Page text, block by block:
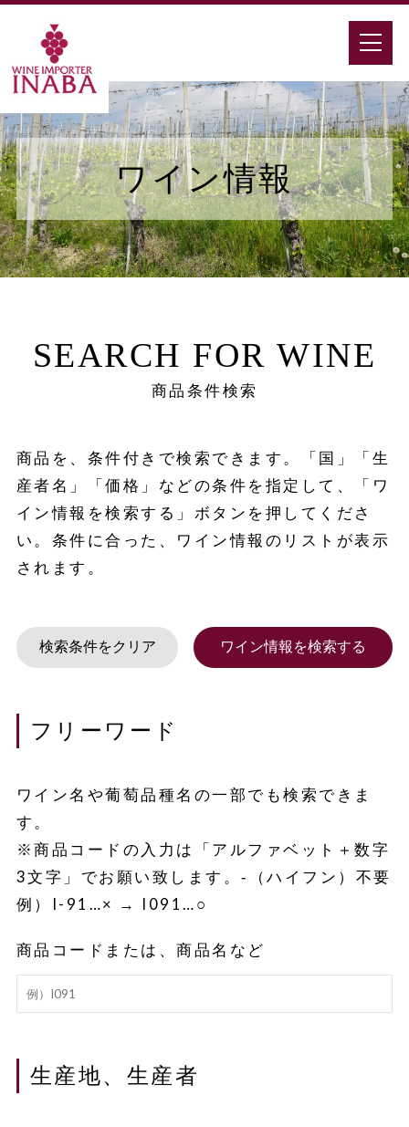
ワイン情報
SEARCH FOR WINE
商品条件検索
商品を、条件付きで検索できます。「国」「生
産者名」「価格」などの条件を指定して、「ワ
イン情報を検索する」ボタンを押してくださ
い。条件に合った、ワイン情報のリストが表示
されます。
フリーワード
ワイン名や葡萄品種名の一部でも検索できま
す。
※商品コードの入力は「アルファベット＋数字
3文字」でお願い致します。‐（ハイフン）不要
例）I-91…× → I091…○
商品コードまたは、商品名など
生産地、生産者